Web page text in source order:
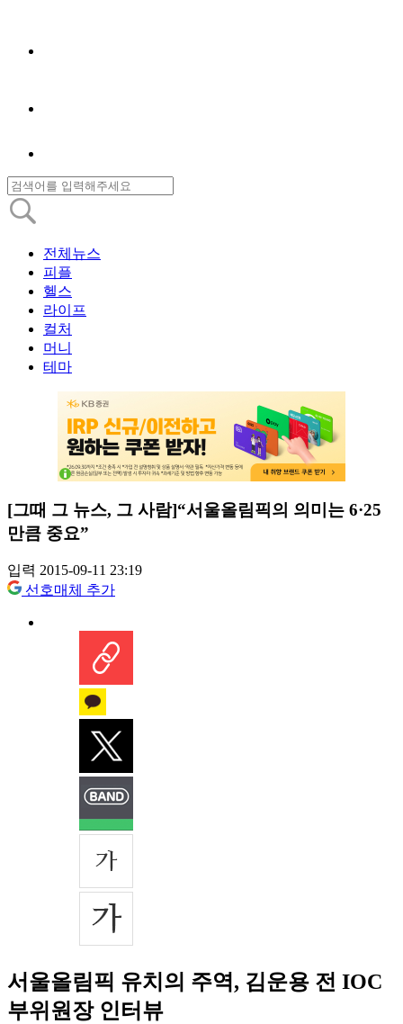
전체뉴스
피플
헬스
라이프
컬처
머니
테마
[그때 그 뉴스, 그 사람]“서울올림픽의 의미는 6·25
만큼 중요”
입력 2015-09-11 23:19
선호매체 추가
서울올림픽 유치의 주역, 김운용 전 IOC
부위원장 인터뷰